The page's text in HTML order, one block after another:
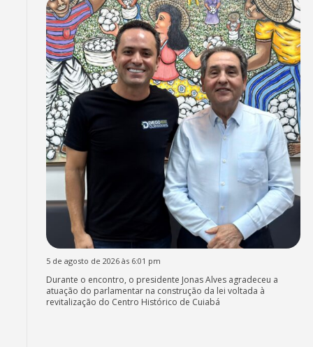
5 de agosto de 2026 às 6:01 pm
Durante o encontro, o presidente Jonas Alves agradeceu a
atuação do parlamentar na construção da lei voltada à
revitalização do Centro Histórico de Cuiabá